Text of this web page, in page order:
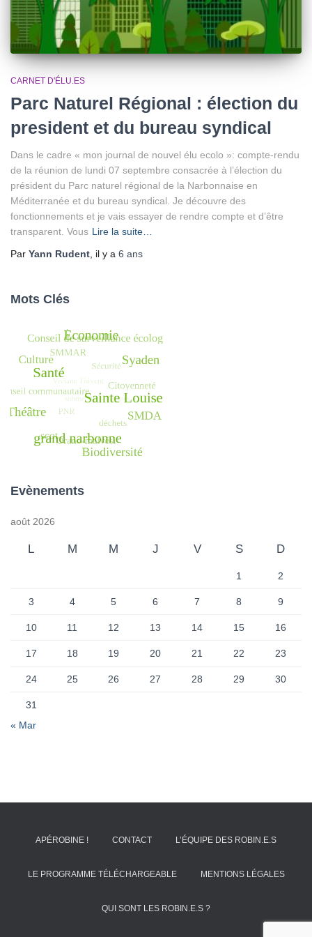
CARNET D'ÉLU.ES
Parc Naturel Régional : élection du
president et du bureau syndical
Dans le cadre « mon journal de nouvel élu ecolo »: compte-rendu
de la réunion de lundi 07 septembre consacrée à l’élection du
président du Parc naturel régional de la Narbonnaise en
Méditerranée et du bureau syndical. Je découvre des
fonctionnements et je vais essayer de rendre compte et d’être
transparent. Vous Lire la suite…
Par Yann Rudent , il y a 6 ans
Mots Clés
Evènements
août 2026
L M M J V S D
1 2
3 4 5 6 7 8 9
10 11 12 13 14 15 16
17 18 19 20 21 22 23
24 25 26 27 28 29 30
31
« Mar
APÉROBINE ! CONTACT L’ÉQUIPE DES ROBIN.E.S
LE PROGRAMME TÉLÉCHARGEABLE MENTIONS LÉGALES
QUI SONT LES ROBIN.E.S ?